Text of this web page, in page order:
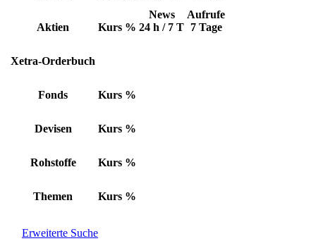
Aktien Kurs %
News
24 h / 7 T
Aufrufe
7 Tage
Xetra-Orderbuch
Fonds Kurs %
Devisen Kurs %
Rohstoffe Kurs %
Themen Kurs %
Erweiterte Suche